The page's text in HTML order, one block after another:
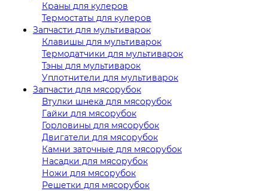
Краны для кулеров
Термостаты для кулеров
Запчасти для мультиварок
Клавишы для мультиварок
Термодатчики для мультиварок
Тэны для мультиварок
Уплотнители для мультиварок
Запчасти для мясорубок
Втулки шнека для мясорубок
Гайки для мясорубок
Горловины для мясорубок
Двигатели для мясорубок
Камни заточные для мясорубок
Насадки для мясорубок
Ножи для мясорубок
Решетки для мясорубок